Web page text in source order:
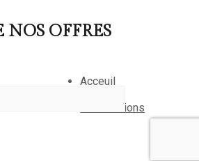
OFFRES
Acceuil
Reservations